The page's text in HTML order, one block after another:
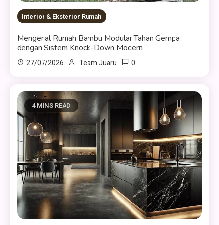
Interior & Eksterior Rumah
Mengenal Rumah Bambu Modular Tahan Gempa
dengan Sistem Knock-Down Modern
27/07/2026 Team Juaru 0
4 MINS READ